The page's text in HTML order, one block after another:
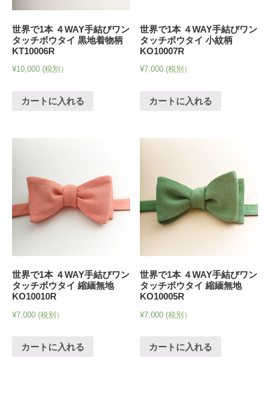
世界で1本 ４WAY手結びワン
タッチボウタイ 黒地着物柄
KT10006R
¥10,000 (税別）
カートに入れる
世界で1本 ４WAY手結びワン
タッチボウタイ 小紋柄
KO10007R
¥7,000 (税別）
カートに入れる
世界で1本 ４WAY手結びワン
タッチボウタイ 縮緬無地
KO10010R
¥7,000 (税別）
カートに入れる
世界で1本 ４WAY手結びワン
タッチボウタイ 縮緬無地
KO10005R
¥7,000 (税別）
カートに入れる